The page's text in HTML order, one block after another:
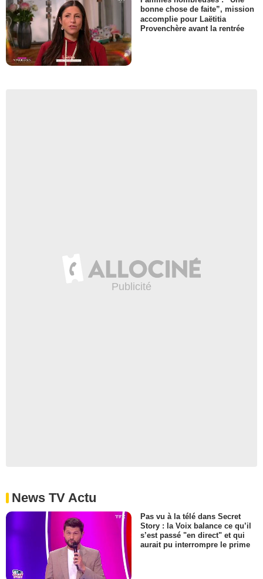
bonne chose de faite”, mission
accomplie pour Laëtitia
Provenchère avant la rentrée
News TV Actu
Pas vu à la télé dans Secret
Story : la Voix balance ce qu’il
s’est passé "en direct" et qui
aurait pu interrompre le prime